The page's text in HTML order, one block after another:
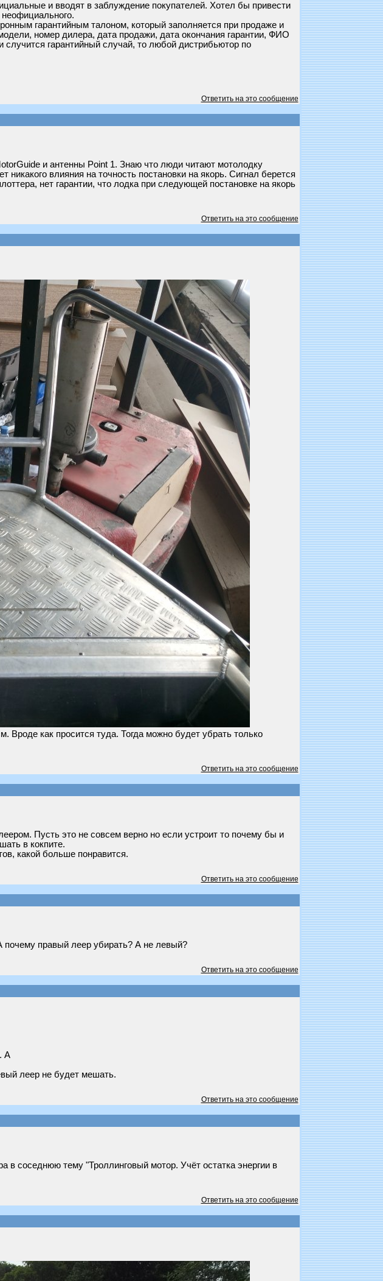
и вводят в заблуждение покупателей. Хотел бы привести
гарантийным талоном, который заполняется при продаже и
номер дилера, дата продажи, дата окончания гарантии, ФИО
гарантийный случай, то любой дистрибьютор по
Ответить на это сообщение
и антенны Point 1. Знаю что люди читают мотолодку
влияния на точность постановки на якорь. Сигнал берется
нет гарантии, что лодка при следующей постановке на якорь
Ответить на это сообщение
Вроде как просится туда. Тогда можно будет убрать только
Ответить на это сообщение
Пусть это не совсем верно но если устроит то почему бы и
в кокпите.
какой больше понравится.
Ответить на это сообщение
правый леер убирать? А не левый?
Ответить на это сообщение
А
леер не будет мешать.
Ответить на это сообщение
в соседнюю тему "Троллинговый мотор. Учёт остатка энергии в
Ответить на это сообщение